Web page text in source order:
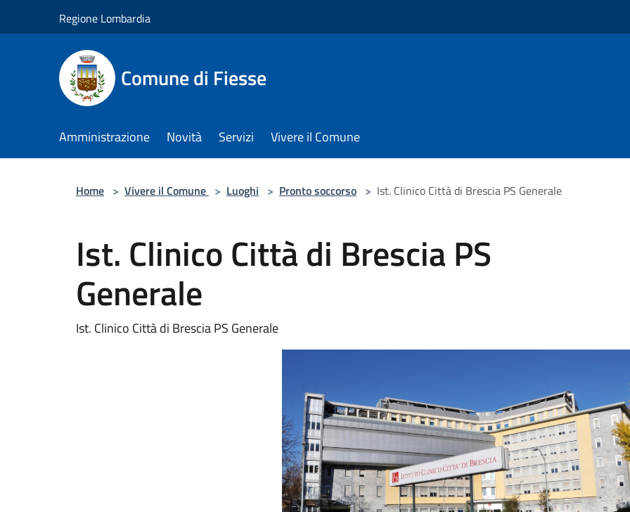
Regione Lombardia
Comune di Fiesse
Amministrazione Novità Servizi Vivere il Comune
Home > Vivere il Comune > Luoghi > Pronto soccorso > Ist. Clinico Città di Brescia PS Generale
Ist. Clinico Città di Brescia PS
Generale
Ist. Clinico Città di Brescia PS Generale